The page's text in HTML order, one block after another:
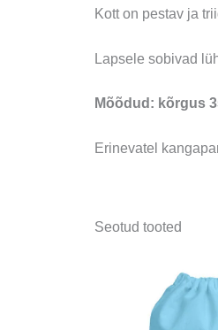
Kott on pestav ja
Lapsele sobivad
Mõõdud: kõrgus
Erinevatel
Seotud tooted